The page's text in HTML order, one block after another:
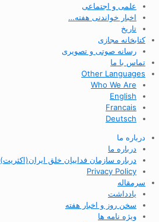
علمی و اجتماعی
اخبار خواندنی هفته…
تاریخ
کتابخانه مجازی
رسانه صوتی و تصویری
تماس با ما
Other Languages
Who We Are
English
Francais
Deutsch
درباره ما
درباره ما
درباره سازمان فداییان خلق ایران(اکثریت)
Privacy Policy
سرمقاله
یادداشت
سخن روز و اخبار هفته
ویژه نامه ها